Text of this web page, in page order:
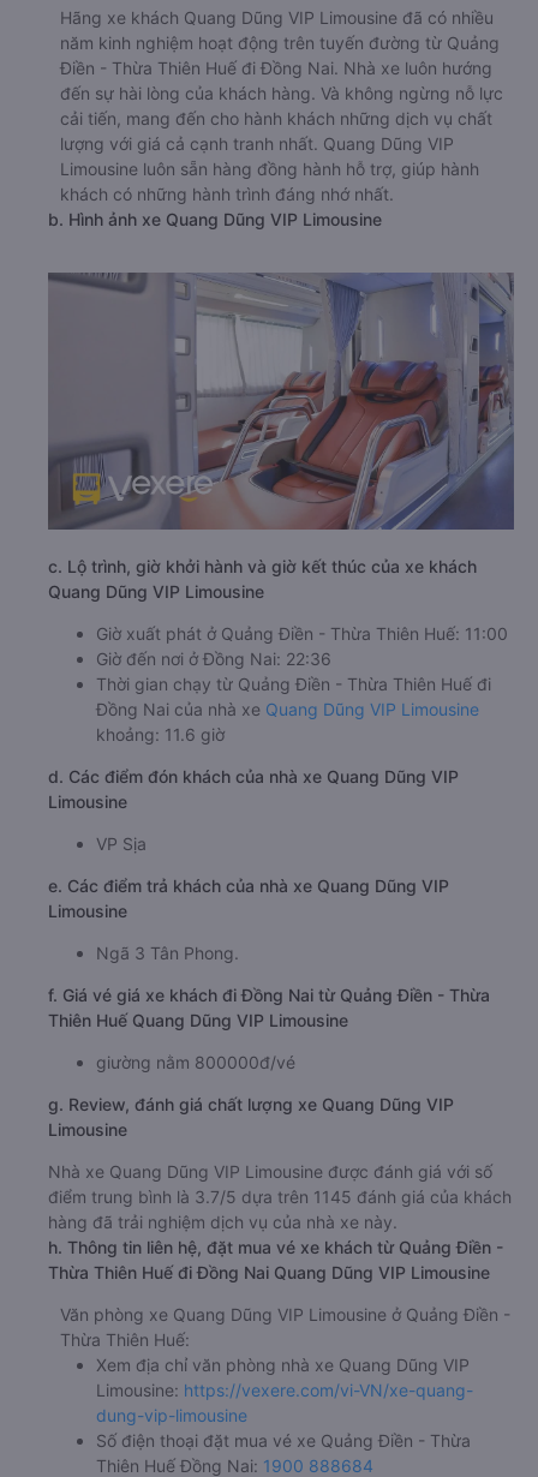
Hãng xe khách Quang Dũng VIP Limousine đã có nhiều
năm kinh nghiệm hoạt động trên tuyến đường từ Quảng
Điền - Thừa Thiên Huế đi Đồng Nai. Nhà xe luôn hướng
đến sự hài lòng của khách hàng. Và không ngừng nỗ lực
cải tiến, mang đến cho hành khách những dịch vụ chất
lượng với giá cả cạnh tranh nhất. Quang Dũng VIP
Limousine luôn sẵn hàng đồng hành hỗ trợ, giúp hành
khách có những hành trình đáng nhớ nhất.
b. Hình ảnh xe Quang Dũng VIP Limousine
c. Lộ trình, giờ khởi hành và giờ kết thúc của xe khách
Quang Dũng VIP Limousine
Giờ xuất phát ở Quảng Điền - Thừa Thiên Huế: 11:00
Giờ đến nơi ở Đồng Nai: 22:36
Thời gian chạy từ Quảng Điền - Thừa Thiên Huế đi
Đồng Nai của nhà xe Quang Dũng VIP Limousine
khoảng: 11.6 giờ
d. Các điểm đón khách của nhà xe Quang Dũng VIP
Limousine
VP Sịa
e. Các điểm trả khách của nhà xe Quang Dũng VIP
Limousine
Ngã 3 Tân Phong.
f. Giá vé giá xe khách đi Đồng Nai từ Quảng Điền - Thừa
Thiên Huế Quang Dũng VIP Limousine
giường nằm 800000đ/vé
g. Review, đánh giá chất lượng xe Quang Dũng VIP
Limousine
Nhà xe Quang Dũng VIP Limousine được đánh giá với số
điểm trung bình là 3.7/5 dựa trên 1145 đánh giá của khách
hàng đã trải nghiệm dịch vụ của nhà xe này.
h. Thông tin liên hệ, đặt mua vé xe khách từ Quảng Điền -
Thừa Thiên Huế đi Đồng Nai Quang Dũng VIP Limousine
Văn phòng xe Quang Dũng VIP Limousine ở Quảng Điền -
Thừa Thiên Huế:
Xem địa chỉ văn phòng nhà xe Quang Dũng VIP
Limousine: https://vexere.com/vi-VN/xe-quang-
dung-vip-limousine
Số điện thoại đặt mua vé xe Quảng Điền - Thừa
Thiên Huế Đồng Nai: 1900 888684